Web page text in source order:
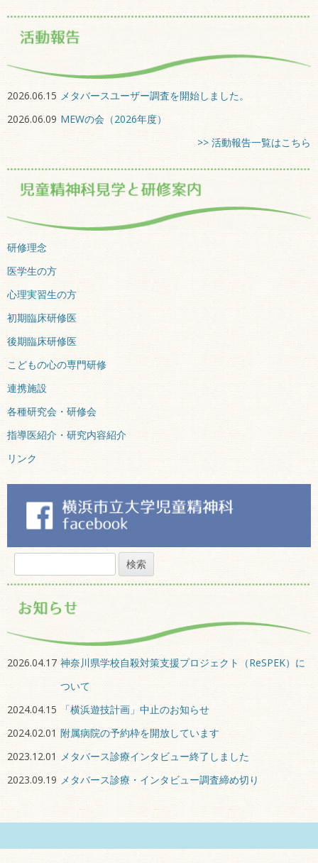
2026.06.15 メタバースユーザー調査を開始しました。
2026.06.09 MEWの会（2026年度）
>> 活動報告一覧はこちら
研修理念
医学生の方
心理実習生の方
初期臨床研修医
後期臨床研修医
こどもの心の専門研修
連携施設
各種研究会・研修会
指導医紹介・研究内容紹介
リンク
索:
2026.04.17 神奈川県学校自殺対策支援プロジェクト（ReSPEK）に
ついて
2024.04.15 「横浜遊技計画」中止のお知らせ
2024.02.01 附属病院の予約枠を開放しています
2023.12.01 メタバース診療インタビュー終了しました
2023.09.19 メタバース診療・インタビュー調査締め切り